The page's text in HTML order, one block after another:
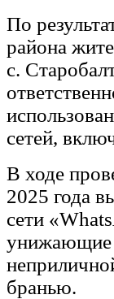
По
района
с.
сетей,
В ходе
2025 года
сети
унижающие
бранью.